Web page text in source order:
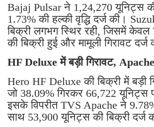
Bajaj Pulsar ने 1,24,270 यूनिट्स
1.73% की हल्की वृद्धि दर्ज की।
बिक्री लगभग स्थिर रही, जिसमें
की बिक्री हुई और मामूली गिरावट दर्ज
HF Deluxe में बड़ी गिरावट, Apache
Hero HF Deluxe की बिक्री में बड़ी
जो 38.09% गिरकर 66,722 यूनिट्स
इसके विपरीत TVS Apache ने
साथ 53,900 यूनिट्स की बिक्री दर्ज